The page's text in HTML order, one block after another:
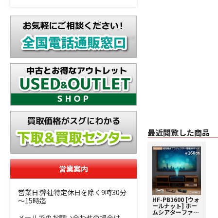
営業案内
営業日:弊社特定休日を除く9時30分
～15時迄
最近閲覧した商品
HF-PB1600 [ウォ
ールナット] ホー
ムシアターファク